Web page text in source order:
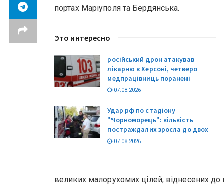
портах Маріуполя та Бердянська.
Это интересно
російський дрон атакував
лікарню в Херсоні, четверо
медпрацівниць поранені
07.08.2026
Удар рф по стадіону
"Чорноморець": кількість
постраждалих зросла до двох
07.08.2026
великих малорухомих цілей, віднесених до